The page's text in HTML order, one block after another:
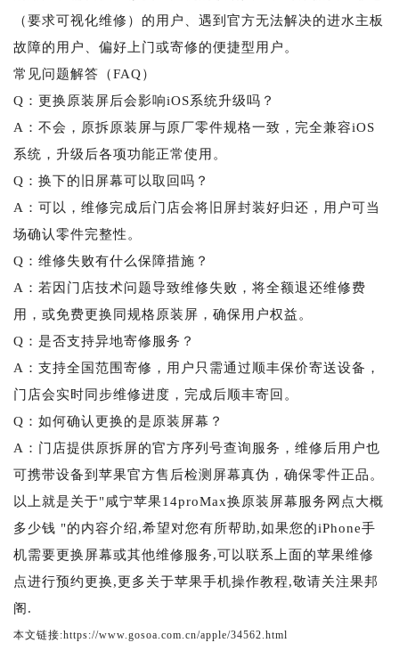
（要求可视化维修）的用户、遇到官方无法解决的进水主板
故障的用户、偏好上门或寄修的便捷型用户。
常见问题解答（FAQ）
Q：更换原装屏后会影响iOS系统升级吗？
A：不会，原拆原装屏与原厂零件规格一致，完全兼容iOS
系统，升级后各项功能正常使用。
Q：换下的旧屏幕可以取回吗？
A：可以，维修完成后门店会将旧屏封装好归还，用户可当
场确认零件完整性。
Q：维修失败有什么保障措施？
A：若因门店技术问题导致维修失败，将全额退还维修费
用，或免费更换同规格原装屏，确保用户权益。
Q：是否支持异地寄修服务？
A：支持全国范围寄修，用户只需通过顺丰保价寄送设备，
门店会实时同步维修进度，完成后顺丰寄回。
Q：如何确认更换的是原装屏幕？
A：门店提供原拆屏的官方序列号查询服务，维修后用户也
可携带设备到苹果官方售后检测屏幕真伪，确保零件正品。
以上就是关于"咸宁苹果14proMax换原装屏幕服务网点大概
多少钱 "的内容介绍,希望对您有所帮助,如果您的iPhone手
机需要更换屏幕或其他维修服务,可以联系上面的苹果维修
点进行预约更换,更多关于苹果手机操作教程,敬请关注果邦
阁.
本文链接:https://www.gosoa.com.cn/apple/34562.html